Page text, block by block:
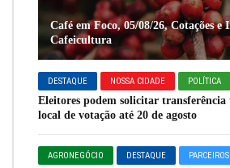
Café em Foco, 05/08/26, Cotações e
Cafeicultura
DESTAQUE NOSSA CIDADE POLÍTICA
Eleitores podem solicitar
local de votação até 20 de agosto
AGRONEGÓCIO DESTAQUE PARCEIROS